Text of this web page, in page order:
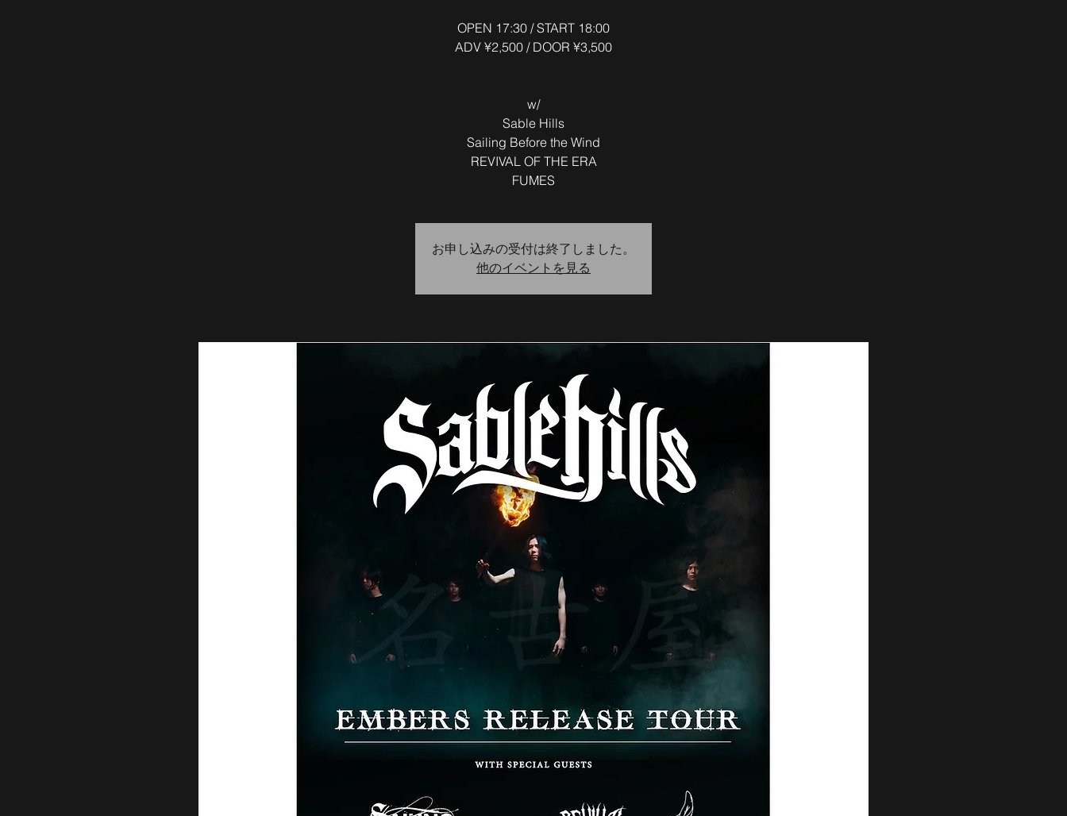
OPEN 17:30 / START 18:00
ADV ¥2,500 / DOOR ¥3,500
w/
Sable Hills
Sailing Before the Wind
REVIVAL OF THE ERA
FUMES
お申し込みの受付は終了しました。
他のイベントを見る